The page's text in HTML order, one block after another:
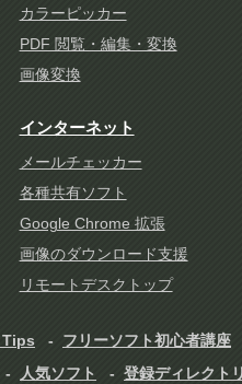
カラーピッカー
PDF 閲覧・編集・変換
画像変換
インターネット
メールチェッカー
各種共有ソフト
Google Chrome 拡張
画像のダウンロード支援
リモートデスクトップ
Tips
フリーソフト初心者講座
人気ソフト
登録ディレクト